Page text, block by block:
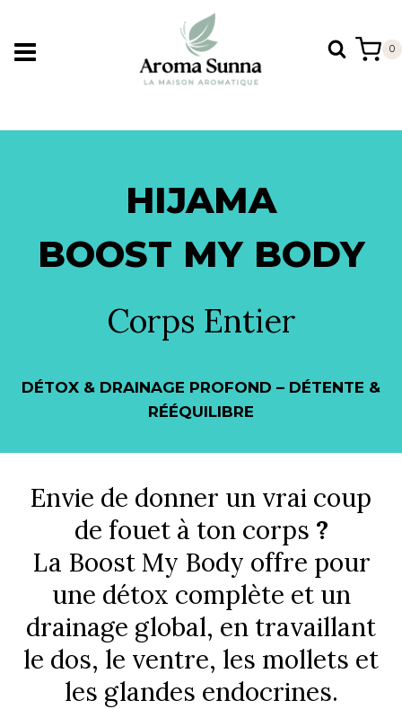
contenu
0
HIJAMA
BOOST MY BODY
Corps Entier
DÉTOX & DRAINAGE PROFOND – DÉTENTE &
RÉÉQUILIBRE
Envie de donner un vrai coup
de fouet à ton corps ?
La Boost My Body offre pour
une détox complète et un
drainage global, en travaillant
le dos, le ventre, les mollets et
les glandes endocrines.